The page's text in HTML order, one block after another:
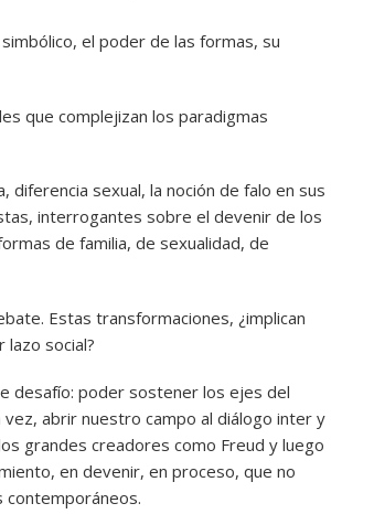
el poder de las formas, su
que complejizan los paradigmas
sexual, la noción de falo en sus
interrogantes sobre el devenir de los
de familia, de sexualidad, de
Estas transformaciones, ¿implican
social?
desafío: poder sostener los ejes del
vez, abrir nuestro campo al diálogo inter y
grandes creadores como Freud y luego
en devenir, en proceso, que no